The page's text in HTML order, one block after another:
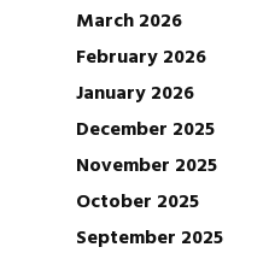
March 2026
February 2026
January 2026
December 2025
November 2025
October 2025
September 2025